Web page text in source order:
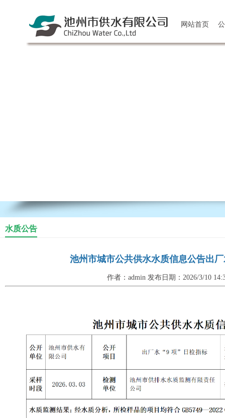
网站首页
水质公告
池州市城市公共供水水质信息公告出厂
作者：admin 发布日期：2026/3/10